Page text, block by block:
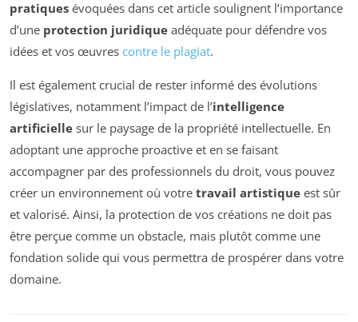
pratiques évoquées dans cet article soulignent l’importance
d’une protection juridique adéquate pour défendre vos
idées et vos œuvres contre le plagiat.
Il est également crucial de rester informé des évolutions
législatives, notamment l’impact de l’intelligence
artificielle sur le paysage de la propriété intellectuelle. En
adoptant une approche proactive et en se faisant
accompagner par des professionnels du droit, vous pouvez
créer un environnement où votre travail artistique est sûr
et valorisé. Ainsi, la protection de vos créations ne doit pas
être perçue comme un obstacle, mais plutôt comme une
fondation solide qui vous permettra de prospérer dans votre
domaine.